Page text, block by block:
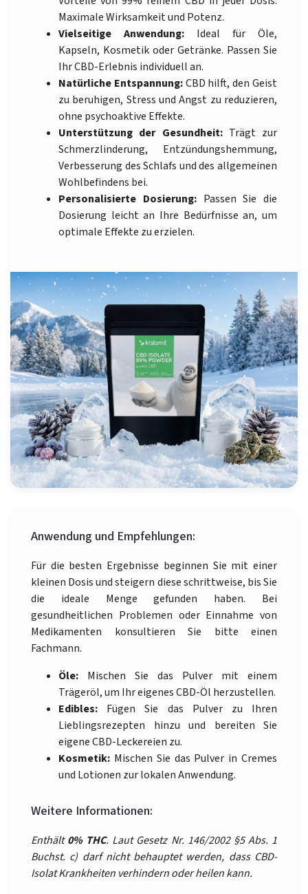
Maximale Wirksamkeit und Potenz.
Vielseitige Anwendung: Ideal für Öle,
Kapseln, Kosmetik oder Getränke. Passen Sie
Ihr CBD-Erlebnis individuell an.
Natürliche Entspannung:CBD hilft, den Geist
zu beruhigen, Stress und Angst zu reduzieren,
ohne psychoaktive Effekte.
Unterstützung der Gesundheit:Trägt zur
Schmerzlinderung, Entzündungshemmung,
Verbesserung des Schlafs und des allgemeinen
Wohlbefindens bei.
Personalisierte Dosierung:Passen Sie die
Dosierung leicht an Ihre Bedürfnisse an, um
optimale Effekte zu erzielen.
Anwendung und Empfehlungen:
Für die besten Ergebnisse beginnen Sie mit einer
kleinen Dosis und steigern diese schrittweise, bis Sie
die ideale Menge gefunden haben. Bei
gesundheitlichen Problemen oder Einnahme von
Medikamenten konsultieren Sie bitte einen
Fachmann.
Öle: Mischen Sie das Pulver mit einem
Trägeröl, um Ihr eigenes CBD-Öl herzustellen.
Edibles: Fügen Sie das Pulver zu Ihren
Lieblingsrezepten hinzu und bereiten Sie
eigene CBD-Leckereien zu.
Kosmetik: Mischen Sie das Pulver in Cremes
und Lotionen zur lokalen Anwendung.
Weitere Informationen:
Enthält0% THC. Laut Gesetz Nr. 146/2002 §5 Abs. 1
Buchst. c) darf nicht behauptet werden, dass CBD-
Isolat Krankheiten verhindern oder heilen kann.